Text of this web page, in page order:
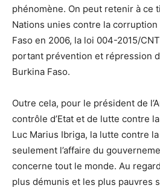
phénomène. On peut retenir à ce
Nations unies contre la
Faso en 2006, la loi 004-2015/
portant prévention et répression
Burkina Faso.
Outre cela, pour le président de
contrôle d’Etat et de lutte contre
Luc Marius Ibriga, la lutte contre
seulement l’affaire du
concerne tout le monde. Au
plus démunis et les plus pauvres